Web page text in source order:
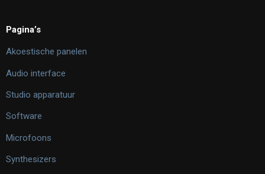
Pagina’s
Akoestische panelen
Audio interface
Studio apparatuur
Software
Microfoons
Synthesizers